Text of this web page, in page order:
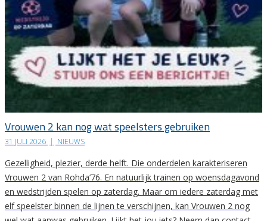
Vrouwen 2 kan nog wat speelsters gebruiken
31 JULI 2026 | NIEUWS
Gezelligheid, plezier, derde helft. Die onderdelen karakteriseren
Vrouwen 2 van Rohda’76. En natuurlijk trainen op woensdagavond
en wedstrijden spelen op zaterdag. Maar om iedere zaterdag met
elf speelster binnen de lijnen te verschijnen, kan Vrouwen 2 nog